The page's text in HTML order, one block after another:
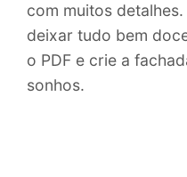
com muitos
deixar tudo bem
o PDF e crie a
sonhos.